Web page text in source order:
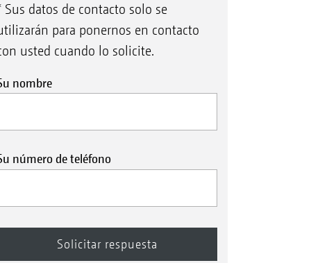
Sus datos de contacto solo se
para ponernos en contacto
usted cuando lo solicite.
nombre
número de teléfono